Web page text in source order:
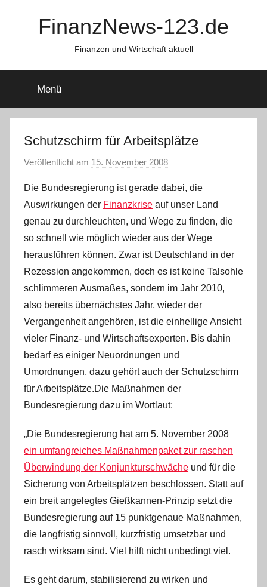
FinanzNews-123.de
Finanzen und Wirtschaft aktuell
Menü
Schutzschirm für Arbeitsplätze
Veröffentlicht am 15. November 2008
n
Die Bundesregierung ist gerade dabei, die
Auswirkungen der Finanzkrise auf unser Land
genau zu durchleuchten, und Wege zu finden, die
so schnell wie möglich wieder aus der Wege
herausführen können. Zwar ist Deutschland in der
Rezession angekommen, doch es ist keine Talsohle
schlimmeren Ausmaßes, sondern im Jahr 2010,
also bereits übernächstes Jahr, wieder der
Vergangenheit angehören, ist die einhellige Ansicht
vieler Finanz- und Wirtschaftsexperten. Bis dahin
bedarf es einiger Neuordnungen und
Umordnungen, dazu gehört auch der Schutzschirm
für Arbeitsplätze.Die Maßnahmen der
Bundesregierung dazu im Wortlaut:
„Die Bundesregierung hat am 5. November 2008
ein umfangreiches Maßnahmenpaket zur raschen
Überwindung der Konjunkturschwäche und für die
Sicherung von Arbeitsplätzen beschlossen. Statt auf
ein breit angelegtes Gießkannen-Prinzip setzt die
Bundesregierung auf 15 punktgenaue Maßnahmen,
die langfristig sinnvoll, kurzfristig umsetzbar und
rasch wirksam sind. Viel hilft nicht unbedingt viel.
Es geht darum, stabilisierend zu wirken und